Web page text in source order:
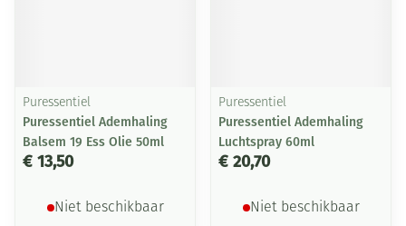
Puressentiel
Puressentiel Ademhaling
Balsem 19 Ess Olie 50ml
€ 13,50
Niet beschikbaar
Puressentiel
Puressentiel Ademhaling
Luchtspray 60ml
€ 20,70
Niet beschikbaar